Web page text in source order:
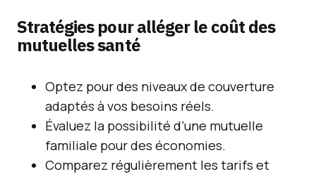
Stratégies pour alléger le coût des
mutuelles santé
Optez pour des niveaux de couverture
adaptés à vos besoins réels.
Évaluez la possibilité d’une mutuelle
familiale pour des économies.
Comparez régulièrement les tarifs et